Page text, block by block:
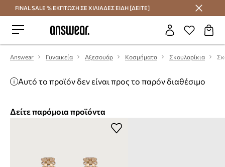
Εξοικονομήστε με το Answear Club
FINAL SALE % ΕΚΠΤΩΣΗ ΣΕ ΧΙΛΙΑΔΕΣ ΕΙΔΗ [ΔΕΙΤΕ]
Answear Γυναικεία Αξεσουάρ Κοσμήματα Σκουλαρίκια
Αυτό το προϊόν δεν είναι προς το παρόν διαθέσιμο
Δείτε παρόμοια προϊόντα